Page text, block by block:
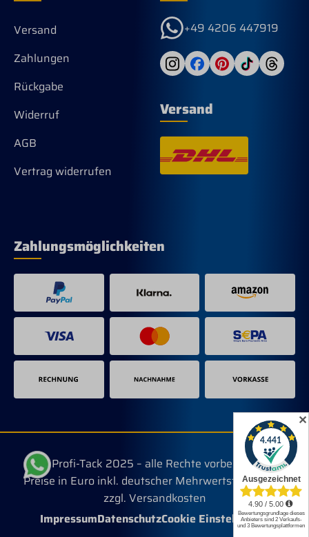
Versand
Zahlungen
Rückgabe
Widerruf
AGB
Vertrag widerrufen
+49 4206 447919
Versand
Zahlungsmöglichkeiten
© Profi-Tack 2025 – alle Rechte vorbehalten.
Preise in Euro inkl. deutscher Mehrwertsteuer, evtl.
zzgl. Versandkosten
ImpressumDatenschutzCookie Einstellungen
✕